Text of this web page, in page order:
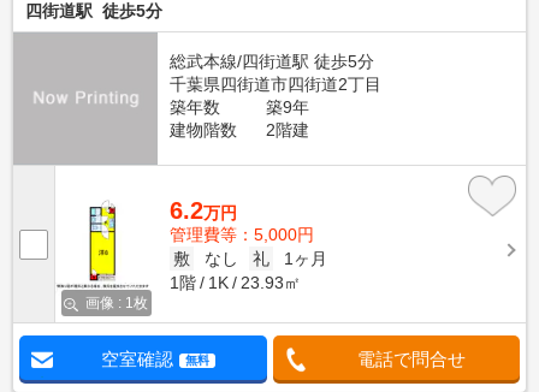
四街道駅 徒歩5分
総武本線/四街道駅 徒歩5分
千葉県四街道市四街道2丁目
築年数
築9年
建物階数
2階建
画像 : 1枚
6.2万円
管理費等：5,000円
敷
なし 礼
1ヶ月
1階
1K 23.93㎡
空室確認 無料 電話で問合せ